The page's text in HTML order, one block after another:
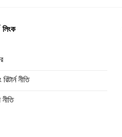
নীতি